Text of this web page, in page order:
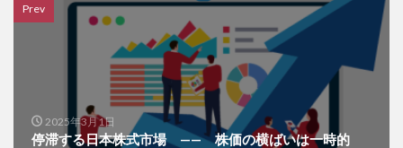
Prev
2025年3月1日
停滞する日本株式市場 —— 株価の横ばいは一時的